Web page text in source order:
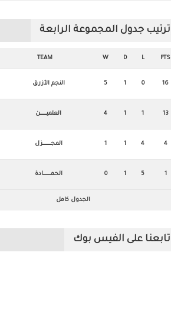
ترتيب جدول المجموعة الرابعة
TEAM W D L PTS
النجم الأزرق 5 1 0 16
العلميـــــــــــن 4 1 1 13
المجــــــــــــــزل 1 1 4 4
الحمـــــــــــــادة 0 1 5 1
الجدول كامل
تابعنا على الفيس بوك